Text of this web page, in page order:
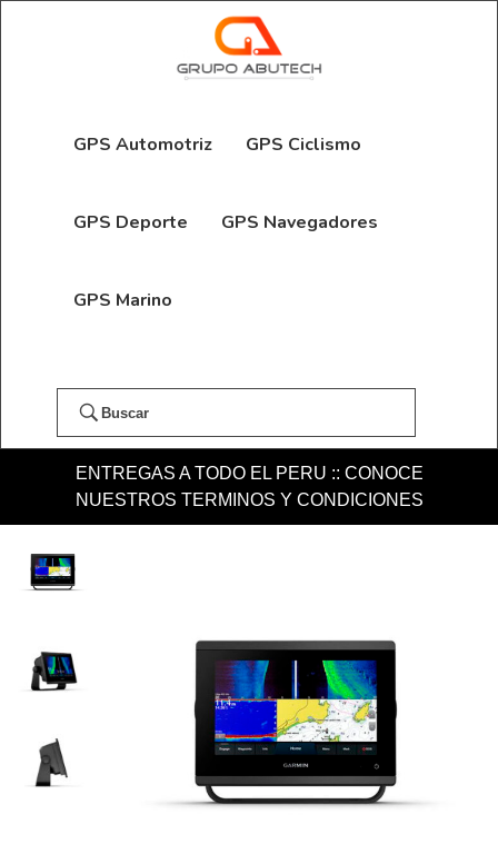
GPS Automotriz GPS Ciclismo
GPS Deporte GPS Navegadores
GPS Marino
Buscar
ENTREGAS A TODO EL PERU :: CONOCE
NUESTROS TERMINOS Y CONDICIONES